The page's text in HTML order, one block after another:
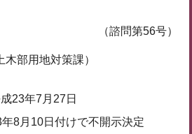
（諮問第56号）
部用地対策課）
23年7月27日
8月10日付けで不開示決定